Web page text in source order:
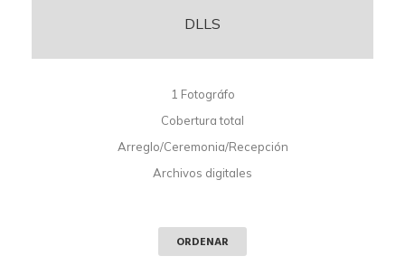
DLLS
1 Fotográfo
Cobertura total
Arreglo/Ceremonia/Recepción
Archivos digitales
ORDENAR